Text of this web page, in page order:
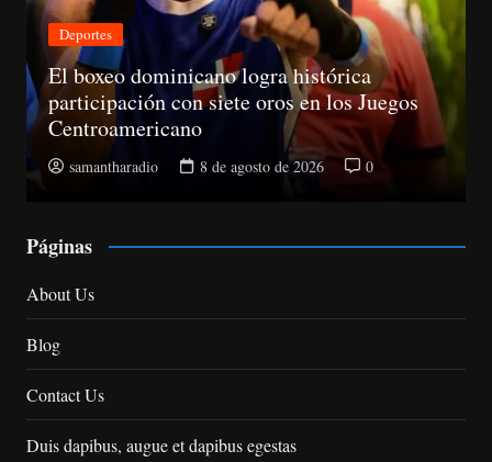
Deportes
El boxeo dominicano logra histórica
participación con siete oros en los Juegos
Centroamericano
samantharadio 8 de agosto de 2026 0
Páginas
About Us
Blog
Contact Us
Duis dapibus, augue et dapibus egestas